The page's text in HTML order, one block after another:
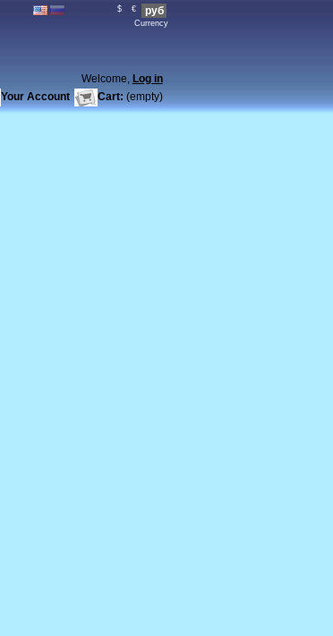
$ € руб
Currency
Welcome, Log in
Cart: (empty)
Your Account